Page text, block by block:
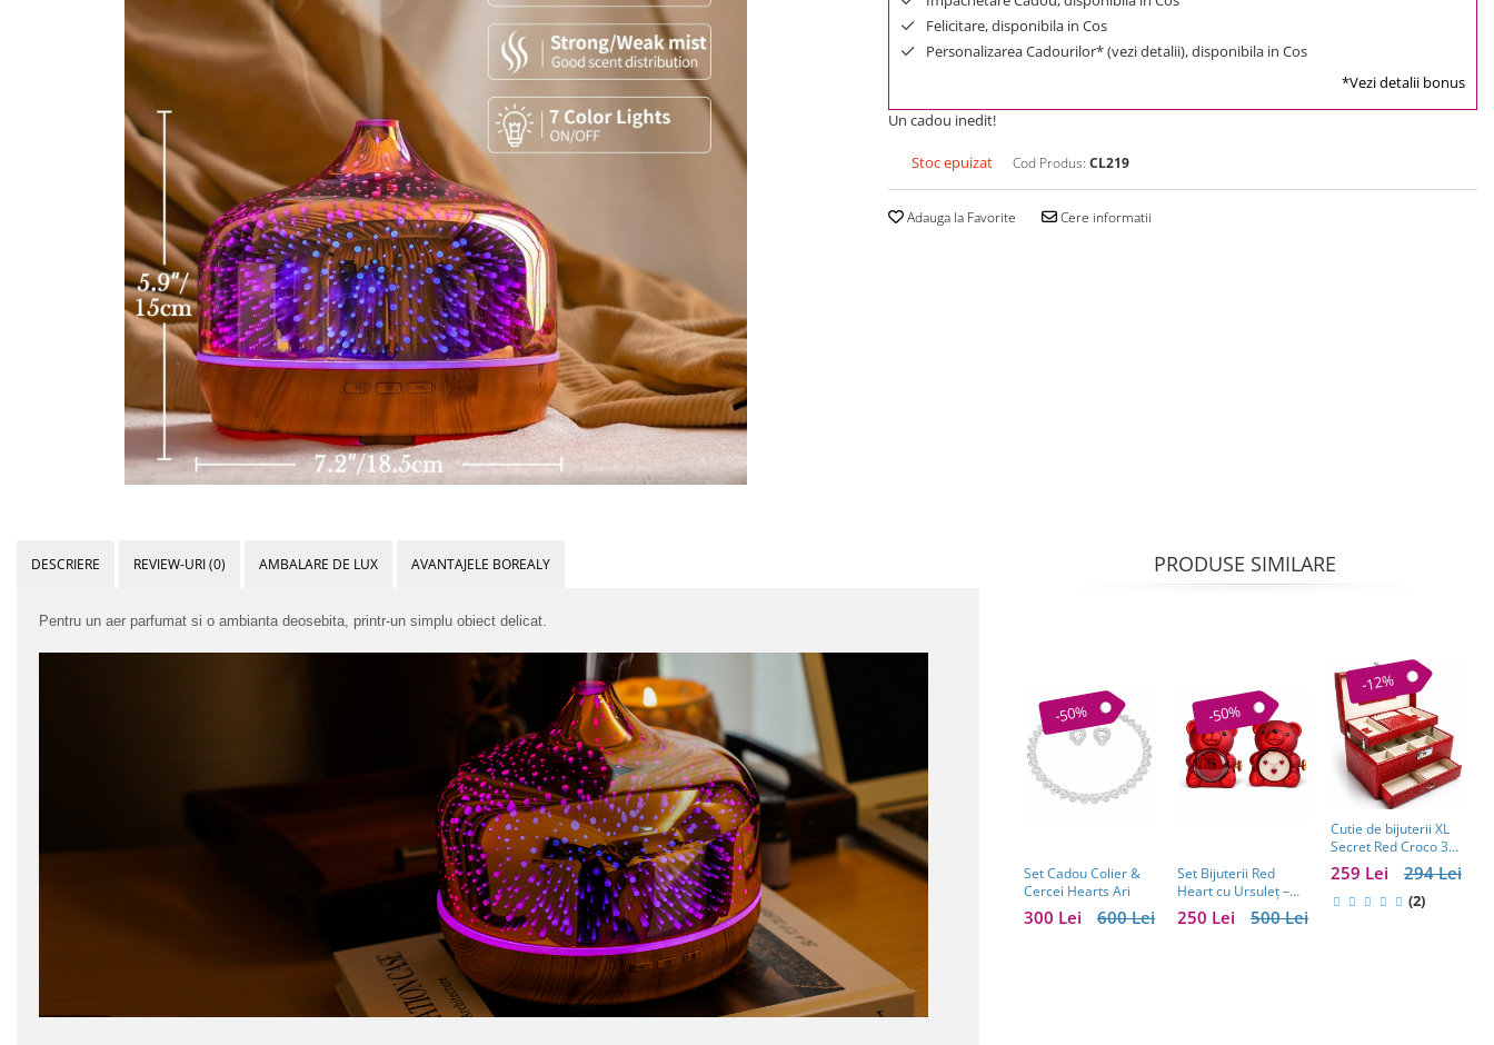
Cele mai vandute
Cele mai votate
0 Lei - 100 Lei
100 Lei - 200 Lei
200 Lei - 300 Lei
500 Lei - 1000 Lei
Felicitare, disponibila in Cos
Personalizarea Cadourilor* (vezi detalii), disponibila in Cos
*Vezi detalii bonus
Un cadou inedit!
Stoc epuizat Cod Produs: CL219
Adauga la Favorite Cere informatii
DESCRIERE REVIEW-URI(0) AMBALARE DE LUX AVANTAJELE BOREALY
Pentru un aer parfumat si o ambianta deosebita, printr-un simplu obiect delicat.
PRODUSE SIMILARE
-50%
Set Cadou Colier &
Cercei Hearts Ari
600 Lei
300 Lei
-50%
Set Bijuterii Red
Heart cu Ursuleț –
Cadou Valentine’s
Day pentru Femei
500 Lei
250 Lei
-12%
Cutie de bijuterii XL
Secret Red Croco 30
cm X 20 cm
294 Lei
259 Lei
(2)